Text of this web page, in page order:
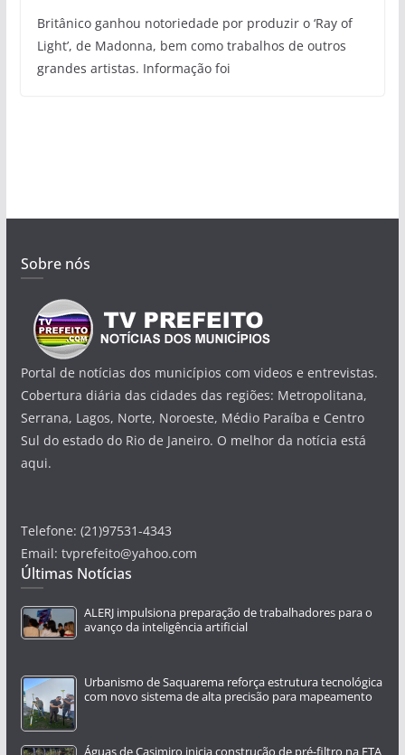
Britânico ganhou notoriedade por produzir o ‘Ray of
Light’, de Madonna, bem como trabalhos de outros
grandes artistas. Informação foi
Sobre nós
Portal de notícias dos municípios com videos e entrevistas.
Cobertura diária das cidades das regiões: Metropolitana,
Serrana, Lagos, Norte, Noroeste, Médio Paraíba e Centro
Sul do estado do Rio de Janeiro. O melhor da notícia está
aqui.
Telefone: (21)97531-4343
Email: tvprefeito@yahoo.com
Últimas Notícias
ALERJ impulsiona preparação de trabalhadores para o
avanço da inteligência artificial
Urbanismo de Saquarema reforça estrutura tecnológica
com novo sistema de alta precisão para mapeamento
Águas de Casimiro inicia construção de pré-filtro na ETA